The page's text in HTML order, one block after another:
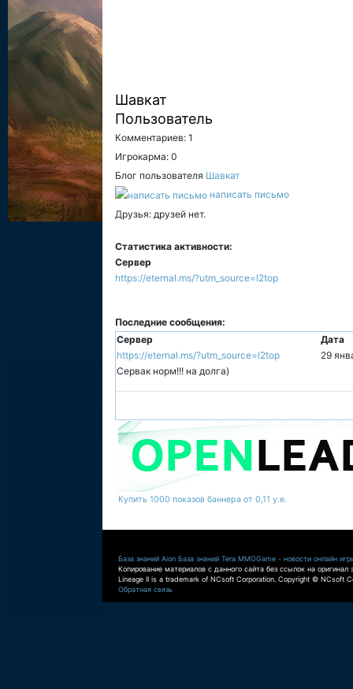
Шавкат
Пользователь
Комментариев: 1
Игрокарма: 0
Блог пользователя Шавкат
написать письмо
Друзья: друзей нет.
Статистика активности:
Сервер
https://eternal.ms/?utm_source=l2top
Последние сообщения:
Сервер
Дата
https://eternal.ms/?utm_source=l2top
29
Сервак норм!!! на долга)
Купить 1000 показов баннера от 0,11 у.е.
База знаний Aion База знаний Tera MMOGame - новости онлайн
Копирование материалов с данного сайта без ссылок на оригинал
Lineage II is a trademark of NCsoft Corporation. Copyright © NCsoft
Обратная связь